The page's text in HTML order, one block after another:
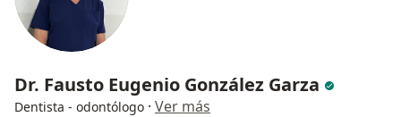
Dr. Fausto Eugenio González Garza
Dentista - odontólogo · Ver más